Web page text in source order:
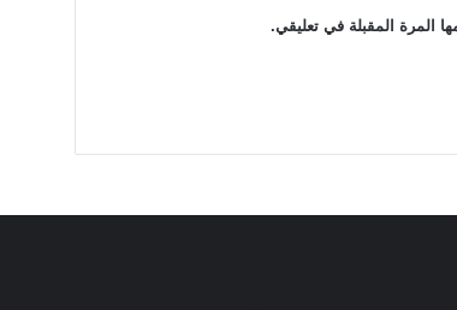
المرة المقبلة في تعليقي.